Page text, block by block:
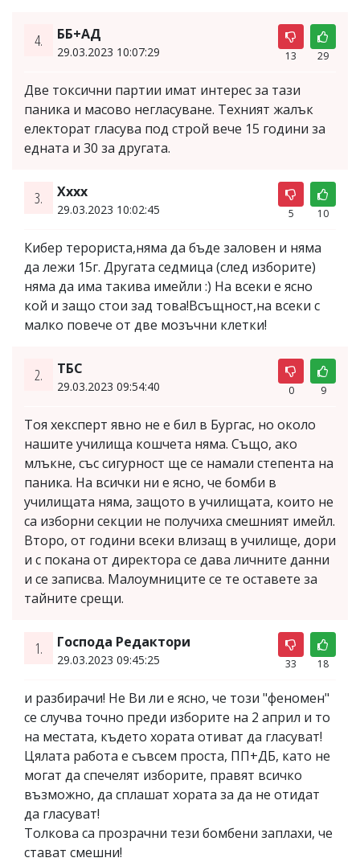
4. ББ+АД
29.03.2023 10:07:29 13 29
Две токсични партии имат интерес за тази
паника и масово негласуване. Техният жалък
електорат гласува под строй вече 15 години за
едната и 30 за другата.
3. Xxxx
29.03.2023 10:02:45 5 10
Кибер терориста,няма да бъде заловен и няма
да лежи 15г. Другата седмица (след изборите)
няма да има такива имейли :) На всеки е ясно
кой и защо стои зад това!Всъщност,на всеки с
малко повече от две мозъчни клетки!
2. ТБС
29.03.2023 09:54:40 0 9
Тоя хексперт явно не е бил в Бургас, но около
нашите училища кошчета няма. Също, ако
млъкне, със сигурност ще се намали степента на
паника. На всички ни е ясно, че бомби в
училищата няма, защото в училищата, които не
са изборни секции не получиха смешният имейл.
Второ, от години всеки влизащ в училище, дори
и с покана от директора се дава личните данни
и се записва. Малоумниците се те оставете за
тайните срещи.
1. Господа Редактори
29.03.2023 09:45:25 33 18
и разбирачи! Не Ви ли е ясно, че този "феномен"
се случва точно преди изборите на 2 април и то
на местата, където хората отиват да гласуват!
Цялата работа е съвсем проста, ПП+ДБ, като не
могат да спечелят изборите, правят всичко
възможно, да сплашат хората за да не отидат
да гласуват!
Толкова са прозрачни тези бомбени заплахи, че
стават смешни!